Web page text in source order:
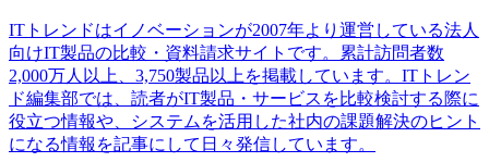
ITトレンドはイノベーションが2007年より運営している法人
向けIT製品の比較・資料請求サイトです。累計訪問者数
2,000万人以上、3,750製品以上を掲載しています。ITトレン
ド編集部では、読者がIT製品・サービスを比較検討する際に
役立つ情報や、システムを活用した社内の課題解決のヒント
になる情報を記事にして日々発信しています。